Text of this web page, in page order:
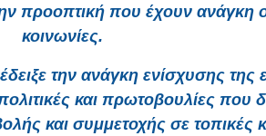
προοπτική που έχουν ανάγκη
κοινωνίες.
την ανάγκη ενίσχυσης της
και πρωτοβουλίες που
και συμμετοχής σε τοπικές